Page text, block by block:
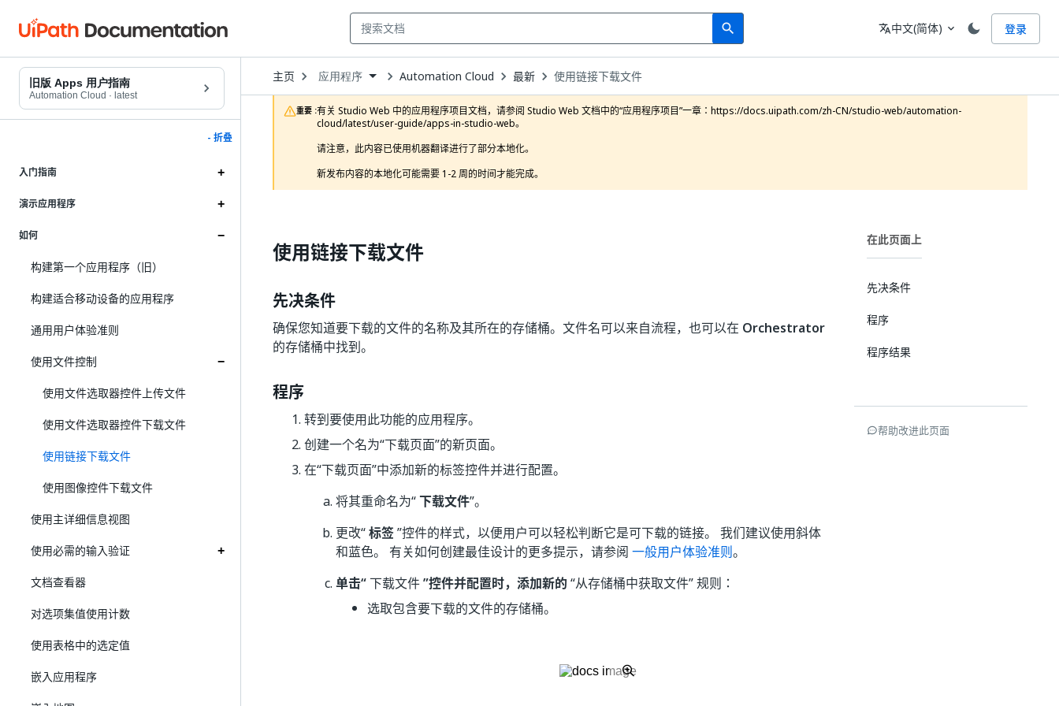
search
Search 语言
translate中文(简体) expand_more 登录
旧版 Apps 用户指南
Automation Cloud · latest
- 折叠
入门指南
演示应用程序
如何
构建第一个应用程序（旧）
构建适合移动设备的应用程序
通用用户体验准则
使用文件控制
使用文件选取器控件上传文件
使用文件选取器控件下载文件
使用链接下载文件
使用图像控件下载文件
使用主详细信息视图
使用必需的输入验证
文档查看器
对选项集值使用计数
使用表格中的选定值
嵌入应用程序
主页 Open
Dropdown
to
choose
product
应用程序 Automation Cloud 最新 使用链接下载文件
重要 :有关 Studio Web 中的应用程序项目文档，请参阅 Studio Web 文档中的“应用程序项目”一章：https://docs.uipath.com/zh-CN/studio-web/automation-
cloud/latest/user-guide/apps-in-studio-web。
请注意，此内容已使用机器翻译进行了部分本地化。
新发布内容的本地化可能需要 1-2 周的时间才能完成。
使用链接下载文件
先决条件
确保您知道要下载的文件的名称及其所在的存储桶。文件名可以来自流程，也可以在 Orchestrator
的存储桶中找到。
程序
转到要使用此功能的应用程序。
创建一个名为“下载页面”的新页面。
在“下载页面”中添加新的标签控件并进行配置。
将其重命名为“下载文件”。
更改“标签”控件的样式，以便用户可以轻松判断它是可下载的链接。 我们建议使用斜体
和蓝色。 有关如何创建最佳设计的更多提示，请参阅 一般用户体验准则。
单击“ 下载文件”控件并配置时，添加新的 “从存储桶中获取文件” 规则：
选取包含要下载的文件的存储桶。
在此页面上
先决条件
程序
程序结果
帮助改进此页面